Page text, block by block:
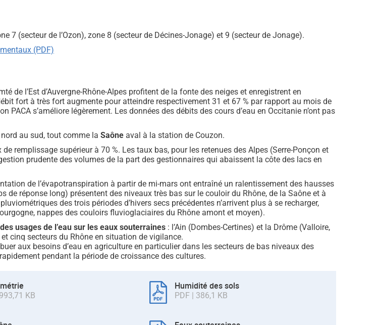
7 (secteur de l’Ozon), zone 8 (secteur de Décines-Jonage) et 9 (secteur de Jonage).
(PDF)
de l’Est d’Auvergne-Rhône-Alpes profitent de la fonte des neiges et enregistrent en
fort à très fort augmente pour atteindre respectivement 31 et 67 % par rapport au mois de
s’améliore légèrement. Les données des débits des cours d’eau en Occitanie n’ont pas
au sud, tout comme laSaône aval à la station de Couzon.
remplissage supérieur à 70 %. Les taux bas, pour les retenues des Alpes (Serre-Ponçon et
prudente des volumes de la part des gestionnaires qui abaissent la côte des lacs en
de l’évapotranspiration à partir de mi-mars ont entraîné un ralentissement des hausses
réponse long) présentent des niveaux très bas sur le couloir du Rhône, de la Saône et à
des trois périodes d’hivers secs précédentes n’arrivent plus à se recharger,
nappes des couloirs fluvioglaciaires du Rhône amont et moyen).
usages de l’eau sur les eaux souterraines : l’Ain (Dombes-Certines) et la Drôme (Valloire,
cinq secteurs du Rhône en situation de vigilance.
aux besoins d’eau en agriculture en particulier dans les secteurs de bas niveaux des
pendant la période de croissance des cultures.
KB
Humidité des sols
PDF | 386,1 KB